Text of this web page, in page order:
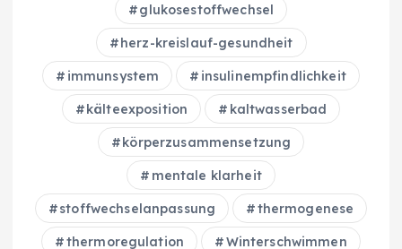
glukosestoffwechsel
herz-kreislauf-gesundheit
immunsystem insulinempfindlichkeit
kälteexposition kaltwasserbad
körperzusammensetzung
mentale klarheit
stoffwechselanpassung thermogenese
thermoregulation Winterschwimmen